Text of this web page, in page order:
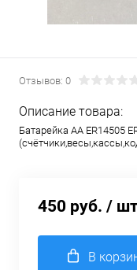
Отзывов: 0
Описание товара:
Батарейка AA ER14505
450 руб. /
В